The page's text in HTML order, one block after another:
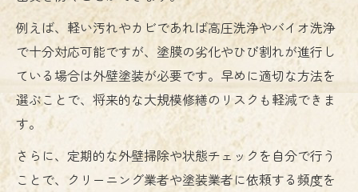
例えば、軽い汚れやカビであれば高圧洗浄やバイオ洗浄
で十分対応可能ですが、塗膜の劣化やひび割れが進行し
ている場合は外壁塗装が必要です。早めに適切な方法を
選ぶことで、将来的な大規模修繕のリスクも軽減できま
す。
さらに、定期的な外壁掃除や状態チェックを自分で行う
ことで、クリーニング業者や塗装業者に依頼する頻度を